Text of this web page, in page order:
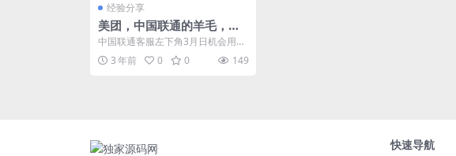
经验分享
美团，中国联通的羊毛，具
体看图
中国联通客服左下角3月日机会用完
有几率 10ek !
3 年前 0 0 149
快速导航